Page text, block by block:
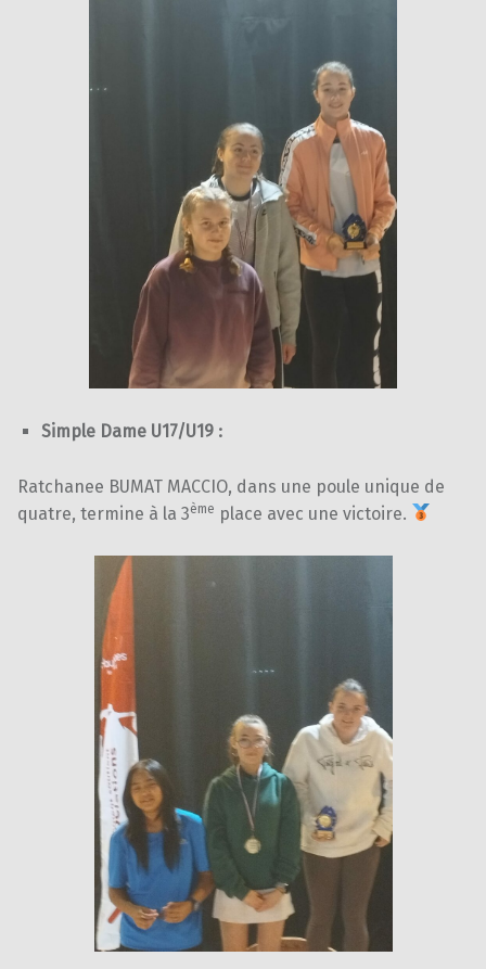
Simple Dame U17/U19 :
Ratchanee BUMAT MACCIO, dans une poule unique de
quatre, termine à la 3ème place avec une victoire.